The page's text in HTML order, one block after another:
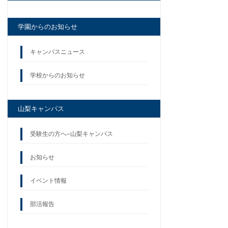
学園からのお知らせ
キャンパスニュース
学校からのお知らせ
山梨キャンパス
受験生の方へ–山梨キャンパス
お知らせ
イベント情報
部活報告